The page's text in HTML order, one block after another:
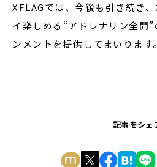
XFLAGでは、今後も引き続き
イ楽しめる“アドレナリン全開
ンメントを提供してまいります。
記事をシェ